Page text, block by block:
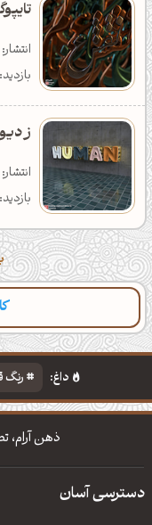
انتشار: 1401/12/18
بازدید: 3,633
ز
انتشار: 1400/10/09
بازدید: 6,779
داغ: رنگ
دانلود
ذهن
دسترسی آسان